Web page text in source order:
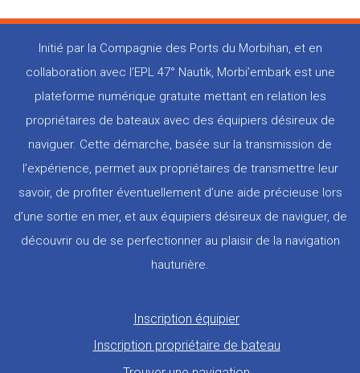
Initié par la Compagnie des Ports du Morbihan, et en
collaboration avec l’EPL 47° Nautik, Morbi’embark est une
plateforme numérique gratuite mettant en relation les
propriétaires de bateaux avec des équipiers désireux de
naviguer. Cette démarche, basée sur la transmission de
l’expérience, permet aux propriétaires de transmettre leur
savoir, de profiter éventuellement d’une aide précieuse lors
d’une sortie en mer, et aux équipiers désireux de naviguer, de
découvrir ou de se perfectionner au plaisir de la navigation
hauturière.
Inscription équipier
Inscription propriétaire de bateau